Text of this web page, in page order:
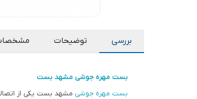
بررسی توضیحات
بست مهره جوشی مشهد بست
بست مهره جوشی مشهد بست یکی از